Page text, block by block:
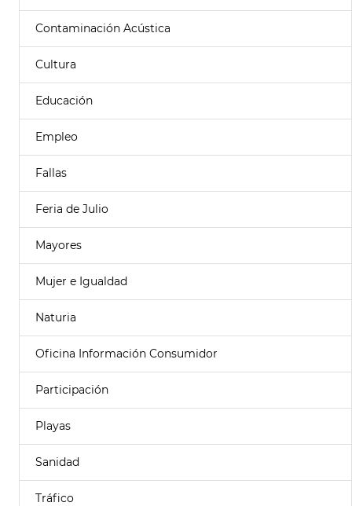
Contaminación Acústica
Cultura
Educación
Empleo
Fallas
Feria de Julio
Mayores
Mujer e Igualdad
Naturia
Oficina Información Consumidor
Participación
Playas
Sanidad
Tráfico